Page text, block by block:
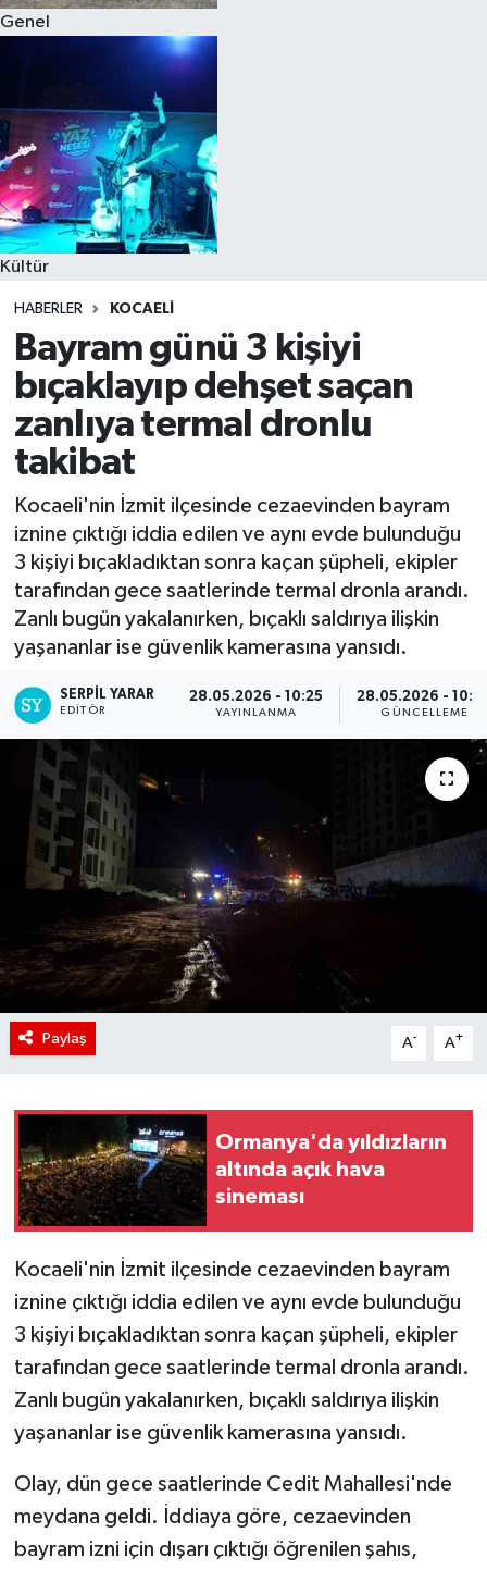
Genel
Kültür
HABERLER KOCAELI
Bayram günü 3 kişiyi
bıçaklayıp dehşet saçan
zanlıya termal dronlu
takibat
Kocaeli'nin İzmit ilçesinde cezaevinden bayram
iznine çıktığı iddia edilen ve aynı evde bulunduğu
3 kişiyi bıçakladıktan sonra kaçan şüpheli, ekipler
tarafından gece saatlerinde termal dronla arandı.
Zanlı bugün yakalanırken, bıçaklı saldırıya ilişkin
yaşananlar ise güvenlik kamerasına yansıdı.
SERPİL YARAR
EDITÖR
28.05.2026 - 10:25
YAYINLANMA
28.05.2026 -
GÜNCELLEME
Paylaş A- A+
Ormanya'da yıldızların
altında açık hava
sineması
Kocaeli'nin İzmit ilçesinde cezaevinden bayram
iznine çıktığı iddia edilen ve aynı evde bulunduğu
3 kişiyi bıçakladıktan sonra kaçan şüpheli, ekipler
tarafından gece saatlerinde termal dronla arandı.
Zanlı bugün yakalanırken, bıçaklı saldırıya ilişkin
yaşananlar ise güvenlik kamerasına yansıdı.
Olay, dün gece saatlerinde Cedit Mahallesi'nde
meydana geldi. İddiaya göre, cezaevinden
bayram izni için dışarı çıktığı öğrenilen şahıs,